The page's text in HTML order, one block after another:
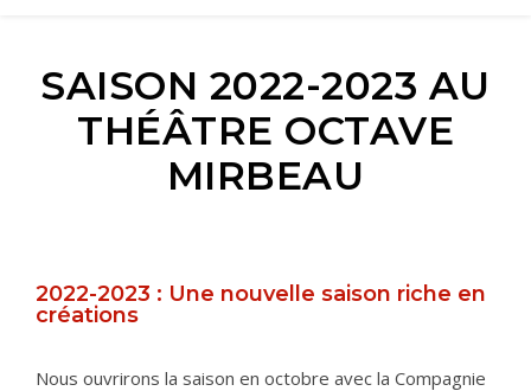
SAISON 2022-2023 AU
THÉÂTRE OCTAVE
MIRBEAU
2022-2023 : Une nouvelle saison riche en
créations
Nous ouvrirons la saison en octobre avec la Compagnie